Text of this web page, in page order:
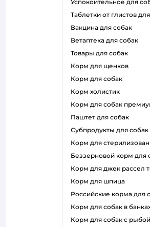
успокоительное для
таблетки от глистов
вакцина для собак
ветаптека для собак
товары для собак
корм для щенков
корм для собак
корм холистик
корм для собак
паштет для собак
субпродукты для собак
корм для
беззерновой корм для
корм для джек рассел
корм для шпица
российские корма для
корм для собак в
корм для собак с рыбой